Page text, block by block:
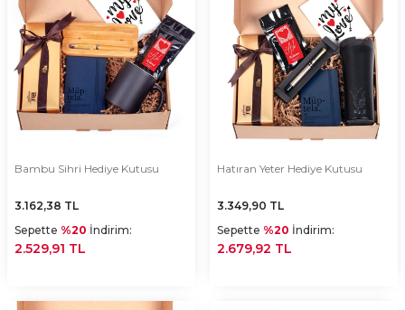
Bambu Sihri Hediye Kutusu
3.162,38 TL
Sepette %20 İndirim:
2.529,91 TL
Hatıran Yeter Hediye Kutusu
3.349,90 TL
Sepette %20 İndirim:
2.679,92 TL